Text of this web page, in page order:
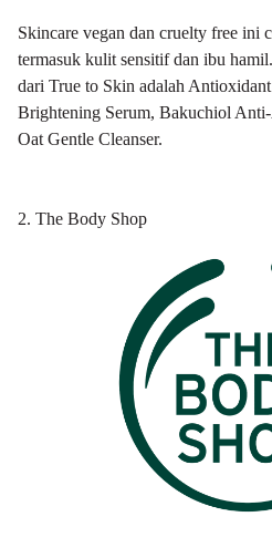
Skincare vegan dan cruelty free ini
termasuk kulit sensitif dan ibu
dari True to Skin adalah
Brightening Serum, Bakuchiol
Oat Gentle Cleanser.
2. The Body Shop